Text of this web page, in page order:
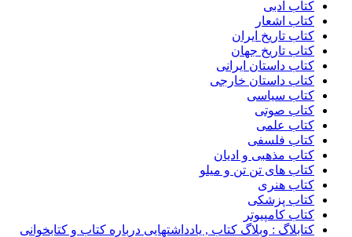
کتاب ادبی
کتاب اشعار
کتاب تاریخ ایران
کتاب تاریخ جهان
کتاب داستان ایرانی
کتاب داستان خارجی
کتاب سیاسی
کتاب صوتی
کتاب علمی
کتاب فلسفی
کتاب مذهبی و ادیان
کتاب های تن تن و میلو
کتاب هنری
کتاب پزشکی
کتاب کامپیوتر
کتابلاگ : وبلاگ کتاب , یادداشتهایی درباره کتاب و کتابخوانی